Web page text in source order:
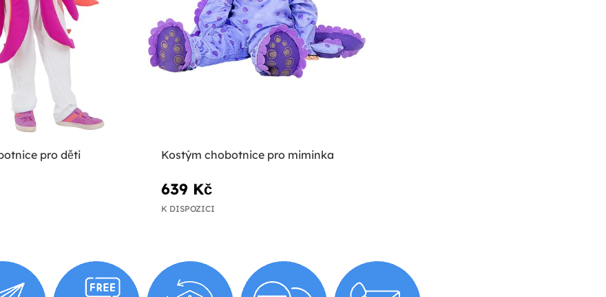
pro děti Kostým chobotnice pro miminka
639 Kč
K DISPOZICI